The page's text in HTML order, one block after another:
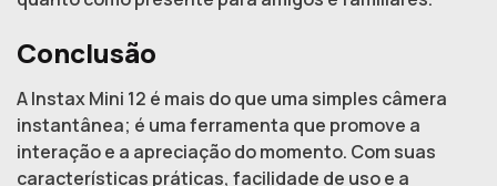
Conclusão
A Instax Mini 12 é mais do que uma simples câmera
instantânea; é uma ferramenta que promove a
interação e a apreciação do momento. Com suas
características práticas, facilidade de uso e a